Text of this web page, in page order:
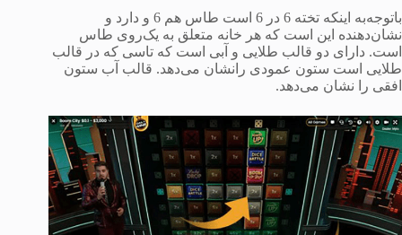
باتوجه‌به اینکه تخته 6 در 6 است طاس هم 6 و دارد و
نشان‌دهنده این است که هر خانه متعلق به یک‌روی طاس
است. دارای دو قالب طلایی و آبی است که تاسی که در قالب
طلایی است ستون عمودی رانشان می‌دهد. قالب آب ستون
افقی را نشان می‌دهد.